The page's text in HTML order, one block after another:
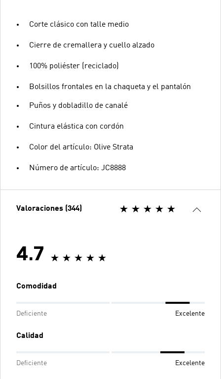
Corte clásico con talle medio
Cierre de cremallera y cuello alzado
100% poliéster (reciclado)
Bolsillos frontales en la chaqueta y el pantalón
Puños y dobladillo de canalé
Cintura elástica con cordón
Color del artículo: Olive Strata
Número de artículo: JC8888
Valoraciones (344)
4.7
Comodidad
Deficiente Excelente
Calidad
Deficiente Excelente